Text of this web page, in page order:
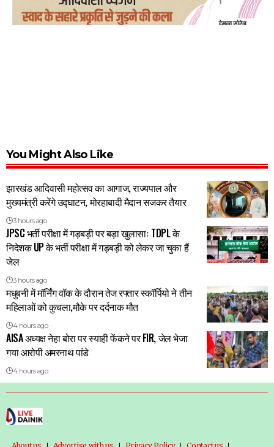
You Might Also Like
झारखंड आदिवासी महोत्सव का आगाज, राज्यपाल और
मुख्यमंत्री करेंगे उद्घाटन, मोरहाबादी मैदान सजकर तैयार
3 hours ago
JPSC भर्ती परीक्षा में गड़बड़ी पर बड़ा खुलासाः TDPL के
निदेशक UP के भर्ती परीक्षा में गड़बड़ी को लेकर जा चुका हैं
जेल
3 hours ago
मधुबनी में मॉर्निंग वॉक के दौरान तेज रफ्तार स्कॉर्पियो ने तीन
महिलाओं को कुचला,मौके पर दर्दनाक मौत
4 hours ago
AISA अध्यक्ष नेहा बोरा पर स्याही फेंकने पर FIR, जेल भेजा
गया आरोपी अमरनाथ पांडे
4 hours ago